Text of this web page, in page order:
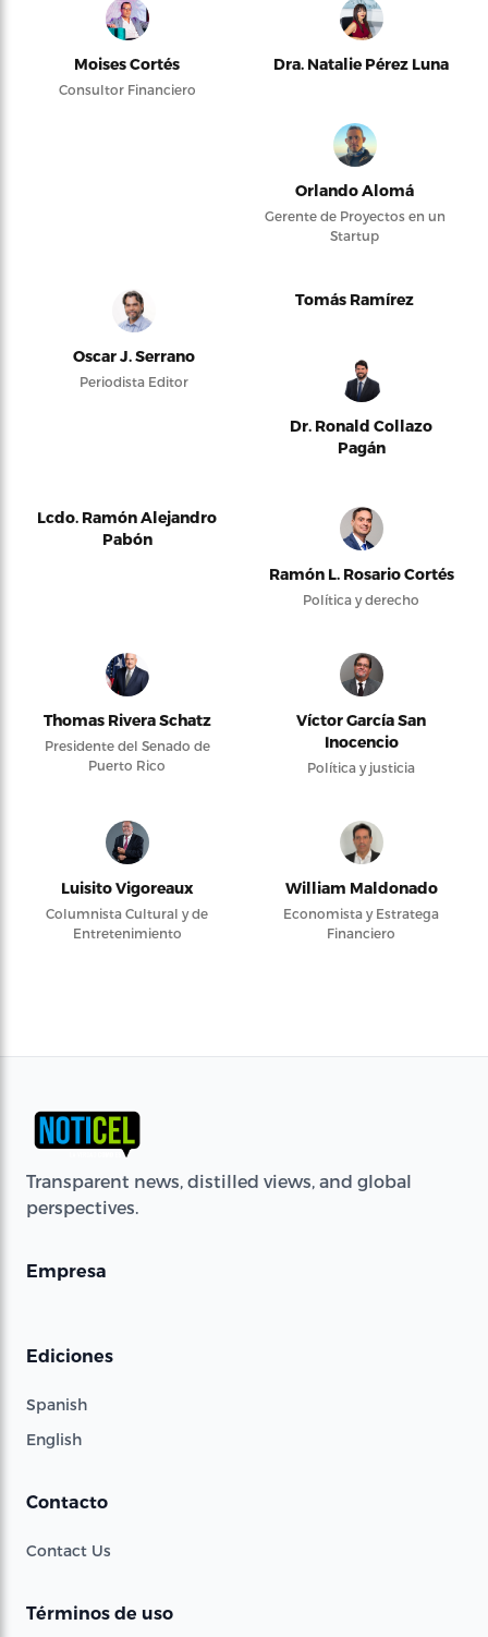
Moises Cortés
Consultor Financiero
Dra. Natalie Pérez Luna
Orlando Alomá
Gerente de Proyectos en un
Startup
Oscar J. Serrano
Periodista Editor
Tomás Ramírez
Dr. Ronald Collazo
Pagán
Lcdo. Ramón Alejandro
Pabón
Ramón L. Rosario Cortés
Política y derecho
Thomas Rivera Schatz
Presidente del Senado de
Puerto Rico
Víctor García San
Inocencio
Política y justicia
Luisito Vigoreaux
Columnista Cultural y de
Entretenimiento
William Maldonado
Economista y Estratega
Financiero
Transparent news, distilled views, and global
perspectives.
Empresa
Ediciones
Spanish
English
Contacto
Contact Us
Términos de uso